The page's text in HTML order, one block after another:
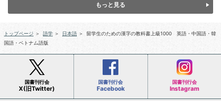
もっと見る
トップページ ＞ 語学 ＞ 日本語 ＞
留学生のための漢字の教科書上級1000 英語・中国語・韓
国語・ベトナム語版
国書刊行会
X(旧Twitter)
国書刊行会
Facebook
国書刊行会
Instagram